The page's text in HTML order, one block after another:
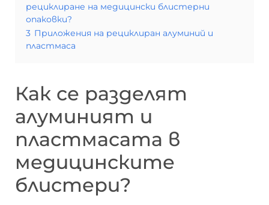
рециклиране на медицински блистерни
опаковки?
3 Приложения на рециклиран алуминий и
пластмаса
Как се разделят
алуминият и
пластмасата в
медицинските
блистери?